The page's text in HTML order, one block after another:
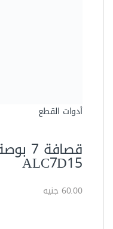
أدوات القطع
ALC7D15
60.00 جنيه